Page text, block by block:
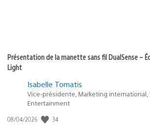
Présentation de la manette sans fil DualSense –
Light
Isabelle Tomatis
Vice-présidente, Marketing international,
Entertainment
Date
08/04/2026 34